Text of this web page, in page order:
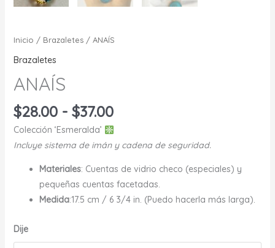
Inicio / Brazaletes/ ANAÍS
Brazaletes
ANAÍS
$28.00 - $37.00Rango
de
precios:
$28.00
hasta
$37.00
Colección ‘Esmeralda’
Incluye sistema de imán y cadena de seguridad.
Materiales: Cuentas de vidrio checo (especiales) y
pequeñas cuentas facetadas.
Medida:17.5 cm / 6 3/4 in. (Puedo hacerla más larga).
Dije